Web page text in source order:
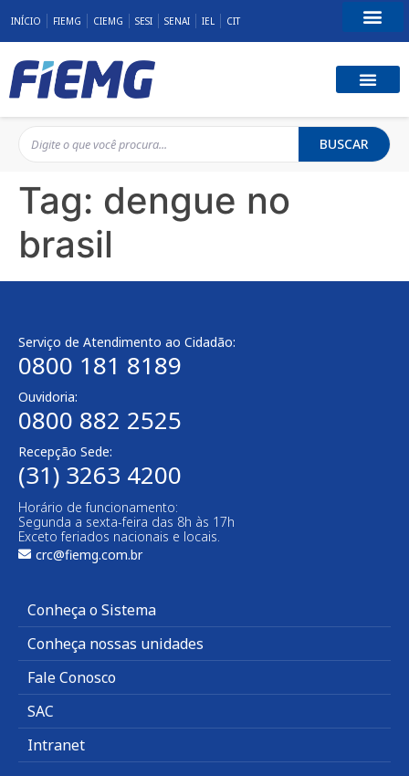
INÍCIO FIEMG CIEMG SESI SENAI IEL CIT
BUSCAR
Tag: dengue no
brasil
Serviço de Atendimento ao Cidadão:
0800 181 8189
Ouvidoria:
0800 882 2525
Recepção Sede:
(31) 3263 4200
Horário de funcionamento:
Segunda a sexta-feira das 8h às 17h
Exceto feriados nacionais e locais.
crc@fiemg.com.br
Conheça o Sistema
Conheça nossas unidades
Fale Conosco
SAC
Intranet